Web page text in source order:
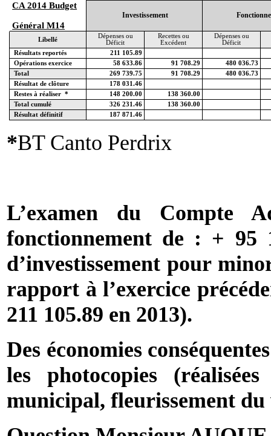
CA 2014 Budget
Général M14
Investissement
Libellé
Dépenses ou
Déficit
Recettes ou
Excédent
Dépenses ou
Déficit
Résultats reportés
211 105.89
Opérations exercice
58 633.86 91 708.29
480 036.73
Total
269 739.75 91 708.29
480 036.73
Résultat de clôture
178 031.46
Restes à réaliser *
148 200.00
138 360.00
Total cumulé
326 231.46
138 360.00
Résultat définitif
187 871.46
*BT Canto Perdrix
L’examen du Compte
fonctionnement de : + 95
d’investissement pour
rapport à l’exercice
211 105.89 en 2013).
Des économies
les photocopies
municipal, fleurissement